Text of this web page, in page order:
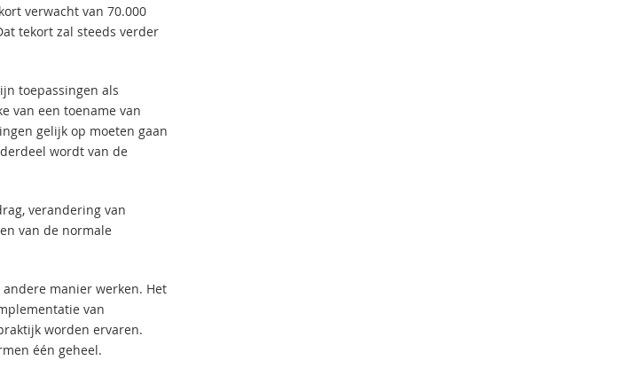
verwacht van 70.000
tekort zal steeds verder
toepassingen als
van een toename van
gelijk op moeten gaan
wordt van de
verandering van
van de normale
manier werken. Het
van
worden ervaren.
één geheel.